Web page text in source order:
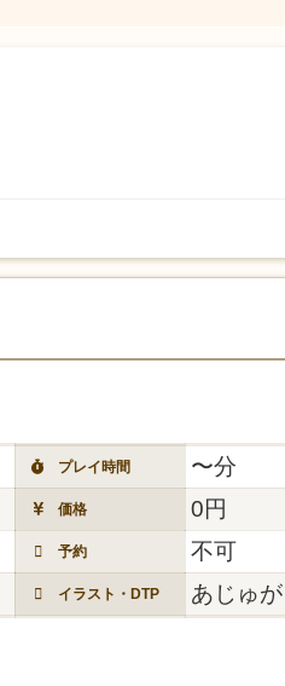
プレイ時間 〜分
価格 0円
予約 不可
イラスト・DTP あじゅが